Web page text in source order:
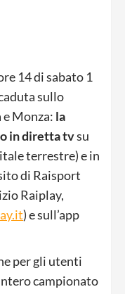
14 di sabato 1
sullo
Monza: la
in diretta tvsu
terrestre) e in
di Raisport
Raiplay,
) e sull’app
per gli utenti
campionato